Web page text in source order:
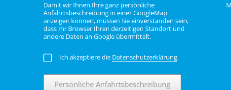
Damit wir Ihnen Ihre ganz persönliche
Anfahrtsbeschreibung in einer GoogleMap
anzeigen können, müssen Sie einverstanden sein,
dass Ihr Browser Ihren derzeitigen Standort und
andere Daten an Google übermittelt.
Ich akzeptiere die Datenschutzerklärung.
Persönliche Anfahrtsbeschreibung